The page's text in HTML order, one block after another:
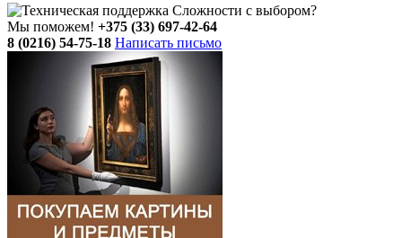
Сложности с выбором?
Мы поможем! +375 (33) 697-42-64
8 (0216) 54-75-18 Написать письмо